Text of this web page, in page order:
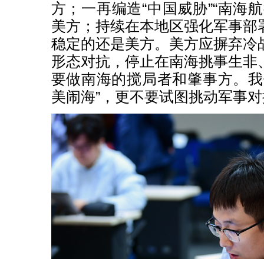
方；一再编造“中国威胁”“南海
美方；持续在本地区强化军事部
稳定的还是美方。美方应摒弃冷
形态对抗，停止在南海挑事生非
要做南海的搅局者和肇事方。
美闹海”，更不要试图挑动军事